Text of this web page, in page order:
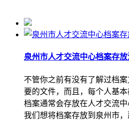
泉州市人才交流中心档案存
不管你之前有没有了解过档
要的文件，而且，每个人基本
档案通常会存放在人才交流
我们想将档案存放到泉州市